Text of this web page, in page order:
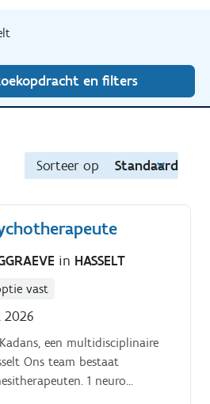
en filters
Sorteer op Standaard
in HASSELT
vast
2026
een multidisciplinaire
Ons team bestaat
1 neuro